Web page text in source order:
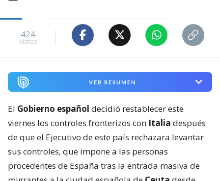
424
visitas
VER RESUMEN
El Gobierno español decidió restablecer este
viernes los controles fronterizos con Italia después
de que el Ejecutivo de este país rechazara levantar
sus controles, que impone a las personas
procedentes de España tras la entrada masiva de